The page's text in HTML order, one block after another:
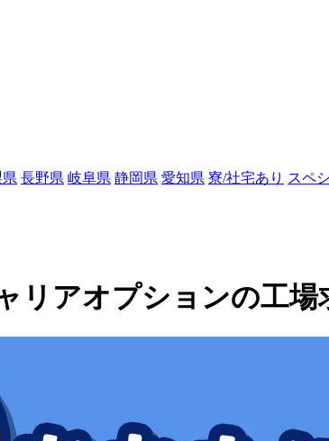
長野県 岐阜県 静岡県 愛知県 寮/社宅あり スペ
リアオプションの工場